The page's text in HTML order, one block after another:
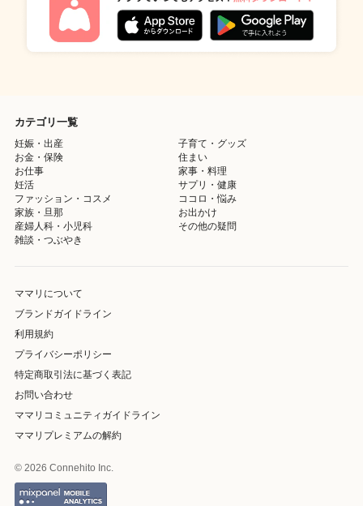
カテゴリ一覧
妊娠・出産
子育て・グッズ
お金・保険
住まい
お仕事
家事・料理
妊活
サプリ・健康
ファッション・コスメ
ココロ・悩み
家族・旦那
お出かけ
産婦人科・小児科
その他の疑問
雑談・つぶやき
ママリについて
ブランドガイドライン
利用規約
プライバシーポリシー
特定商取引法に基づく表記
お問い合わせ
ママリコミュニティガイドライン
ママリプレミアムの解約
© 2026 Connehito Inc.